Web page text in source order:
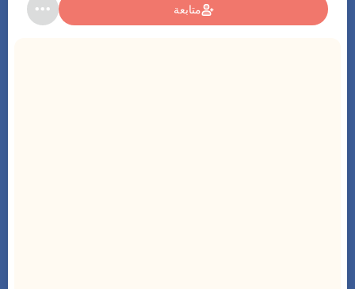
متابعة